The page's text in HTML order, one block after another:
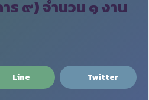
ร ๙) จำนวน ๑ งาน
Line Twitter